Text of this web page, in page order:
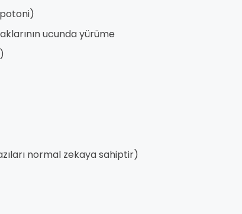
ucunda yürüme
normal zekaya sahiptir)